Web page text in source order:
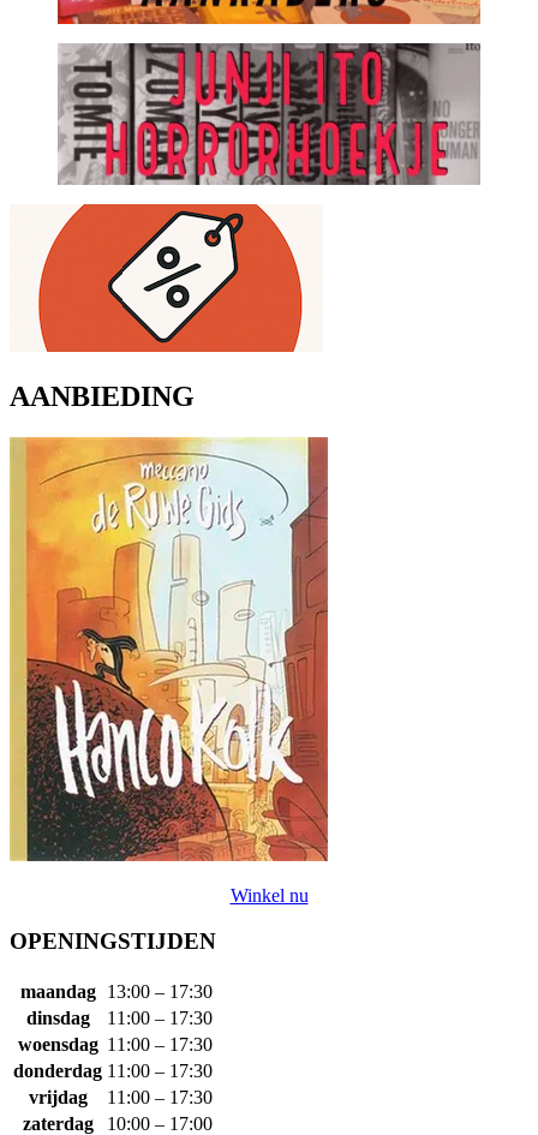
AANBIEDING
Winkel nu
OPENINGSTIJDEN
maandag
13:00 – 17:30
dinsdag
11:00 – 17:30
woensdag 11:00 – 17:30
donderdag 11:00 – 17:30
vrijdag
11:00 – 17:30
zaterdag
10:00 – 17:00